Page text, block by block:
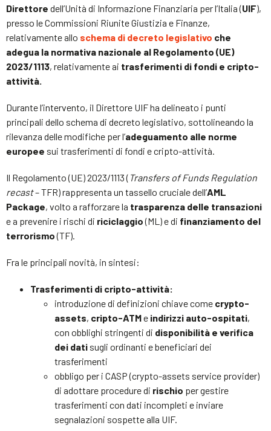
Direttore dell’Unità di Informazione Finanziaria per l’Italia (UIF),
presso le Commissioni Riunite Giustizia e Finanze,
relativamente allo schema di decreto legislativo che
adegua la normativa nazionale al Regolamento (UE)
2023/1113, relativamente ai trasferimenti di fondi e cripto-
attività.
Durante l’intervento, il Direttore UIF ha delineato i punti
principali dello schema di decreto legislativo, sottolineando la
rilevanza delle modifiche per l’adeguamento alle norme
europee sui trasferimenti di fondi e cripto-attività.
Il Regolamento (UE) 2023/1113 ( Transfers of Funds Regulation
recast– TFR) rappresenta un tassello cruciale dell’AML
Package, volto a rafforzare la trasparenza delle transazioni
e a prevenire i rischi di riciclaggio(ML) e di finanziamento del
terrorismo(TF).
Fra le principali novità, in sintesi:
Trasferimenti di cripto-attività:
introduzione di definizioni chiave come crypto-
assets, cripto-ATMe indirizzi auto-ospitati,
con obblighi stringenti di disponibilità e verifica
dei dati sugli ordinanti e beneficiari dei
trasferimenti
obbligo per i CASP (crypto-assets service provider)
di adottare procedure di rischio per gestire
trasferimenti con dati incompleti e inviare
segnalazioni sospette alla UIF.